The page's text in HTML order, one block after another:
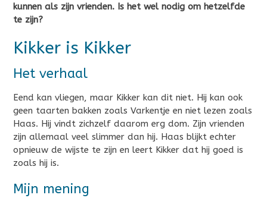
kunnen als zijn vrienden. Is het wel nodig om hetzelfde
te zijn?
Kikker is Kikker
Het verhaal
Eend kan vliegen, maar Kikker kan dit niet. Hij kan ook
geen taarten bakken zoals Varkentje en niet lezen zoals
Haas. Hij vindt zichzelf daarom erg dom. Zijn vrienden
zijn allemaal veel slimmer dan hij. Haas blijkt echter
opnieuw de wijste te zijn en leert Kikker dat hij goed is
zoals hij is.
Mijn mening